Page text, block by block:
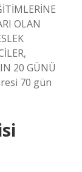
OLAN
20 GÜNÜ
70 gün